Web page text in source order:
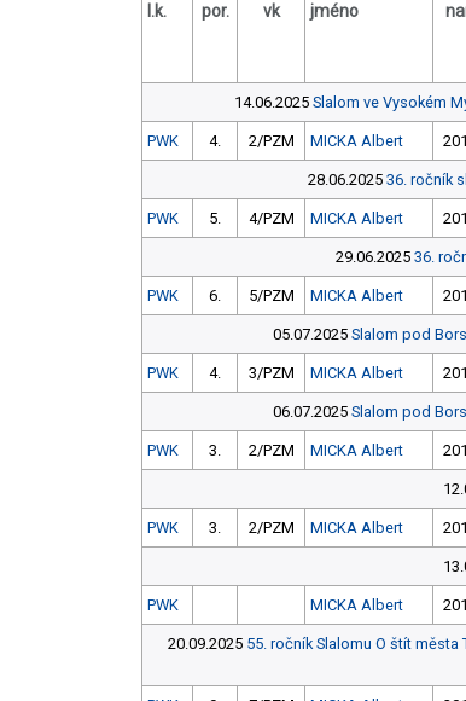
l.k. por. vk jméno
14.06.2025 Slalom ve Vysokém
PWK 4. 2/PZM MICKA Albert
28.06.2025 36. ročník
PWK 5. 4/PZM MICKA Albert
29.06.2025 36.
PWK 6. 5/PZM MICKA Albert
05.07.2025 Slalom pod
PWK 4. 3/PZM MICKA Albert
06.07.2025 Slalom pod
PWK 3. 2/PZM MICKA Albert
PWK 3. 2/PZM MICKA Albert
PWK MICKA Albert
20.09.2025 55. ročník Slalomu O štít města